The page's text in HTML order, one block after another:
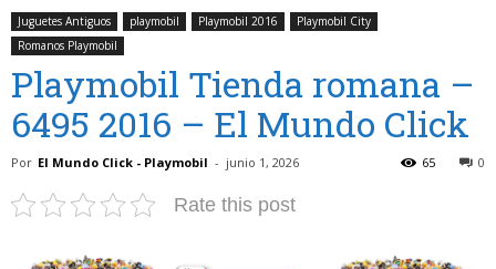
Juguetes Antiguos playmobil Playmobil 2016
Playmobil City
Romanos Playmobil
Playmobil Tienda romana –
6495 2016 – El Mundo Click
Por El Mundo Click - Playmobil - junio 1, 2026 0
65
Rate this post